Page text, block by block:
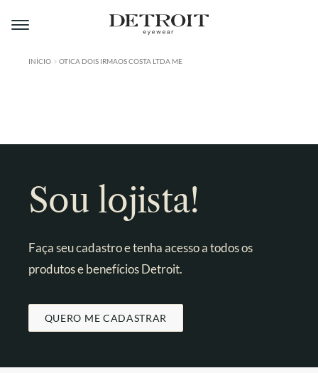
Pular
para
Pular
para
A MONTMARTRE
CONTATO
INÍCIO OTICA DOIS IRMAOS COSTA LTDA ME
Sou lojista!
Faça seu cadastro e tenha acesso a todos os
produtos e benefícios Detroit.
QUERO ME CADASTRAR